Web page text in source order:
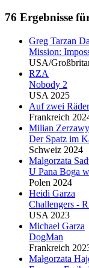
76 Ergebnisse
Greg Tarzan
Mission:
USA/
RZA
Nobody 2
USA 2025
Auf zwei
Frankreich
Milian Zerzawy
Der Spatz im
Schweiz 2024
Malgorzata
U Pana Boga
Polen 2024
Heidi Garza
Challengers -
USA 2023
Michael Garza
DogMan
Frankreich
Małgorzata